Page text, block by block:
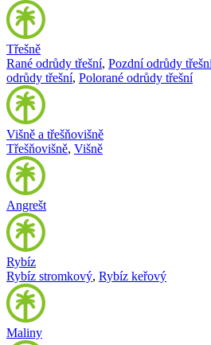
Třešně
Rané odrůdy třešní, Pozdní odrůdy
odrůdy třešní, Polorané odrůdy třešní
Višně a třešňovišně
Třešňovišně, Višně
Angrešt
Rybíz
Rybíz stromkový, Rybíz keřový
Maliny